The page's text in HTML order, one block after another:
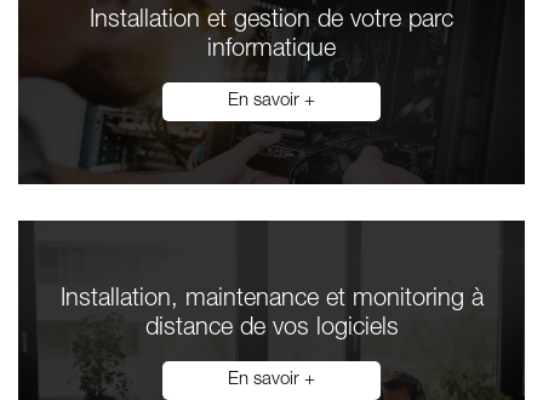
Installation et gestion de votre parc
informatique
En savoir +
Installation, maintenance et monitoring à
distance de vos logiciels
En savoir +